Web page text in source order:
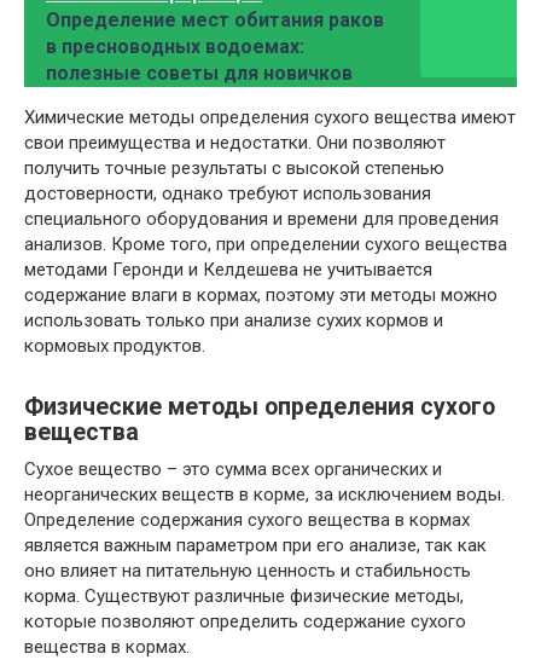
Определение мест обитания раков
в пресноводных водоемах:
полезные советы для новичков
Химические методы определения сухого вещества имеют
свои преимущества и недостатки. Они позволяют
получить точные результаты с высокой степенью
достоверности, однако требуют использования
специального оборудования и времени для проведения
анализов. Кроме того, при определении сухого вещества
методами Геронди и Келдешева не учитывается
содержание влаги в кормах, поэтому эти методы можно
использовать только при анализе сухих кормов и
кормовых продуктов.
Физические методы определения сухого
вещества
Сухое вещество – это сумма всех органических и
неорганических веществ в корме, за исключением воды.
Определение содержания сухого вещества в кормах
является важным параметром при его анализе, так как
оно влияет на питательную ценность и стабильность
корма. Существуют различные физические методы,
которые позволяют определить содержание сухого
вещества в кормах.